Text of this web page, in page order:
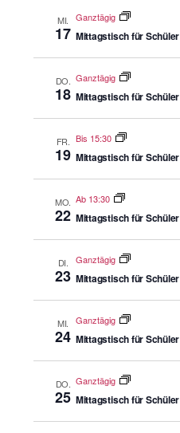
MI.
17
Ganztägig
Mittagstisch für Schüler
DO.
18
Ganztägig
Mittagstisch für Schüler
FR.
19
Bis 15:30
Mittagstisch für Schüler
MO.
22
Ab 13:30
Mittagstisch für Schüler
DI.
23
Ganztägig
Mittagstisch für Schüler
MI.
24
Ganztägig
Mittagstisch für Schüler
DO.
25
Ganztägig
Mittagstisch für Schüler